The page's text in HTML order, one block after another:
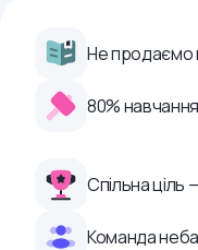
Не продаємо
80%
Спільна ціль
Команда